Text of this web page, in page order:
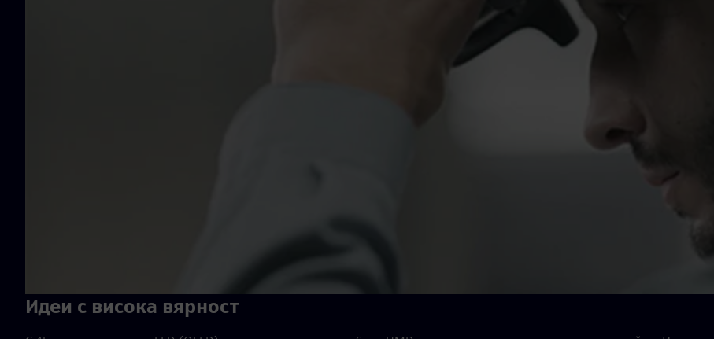
Идеи с висока вярност